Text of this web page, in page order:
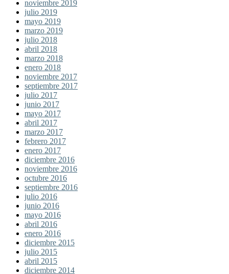
noviembre 2019
julio 2019
mayo 2019
marzo 2019
julio 2018
abril 2018
marzo 2018
enero 2018
noviembre 2017
septiembre 2017
julio 2017
junio 2017
mayo 2017
abril 2017
marzo 2017
febrero 2017
enero 2017
diciembre 2016
noviembre 2016
octubre 2016
septiembre 2016
julio 2016
junio 2016
mayo 2016
abril 2016
enero 2016
diciembre 2015
julio 2015
abril 2015
diciembre 2014